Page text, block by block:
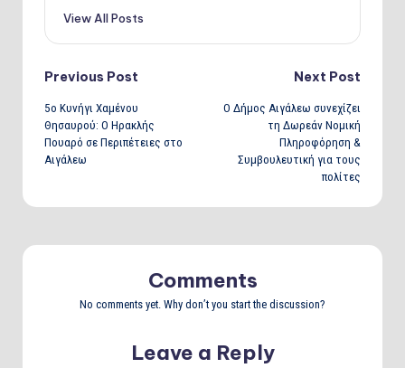
View All Posts
Post
navigation
Previous Post
5ο Κυνήγι Χαμένου
Θησαυρού: Ο Ηρακλής
Πουαρό σε Περιπέτειες στο
Αιγάλεω
Next Post
Ο Δήμος Αιγάλεω συνεχίζει
τη Δωρεάν Νομική
Πληροφόρηση &
Συμβουλευτική για τους
πολίτες
Comments
No comments yet. Why don’t you start the discussion?
Leave a Reply